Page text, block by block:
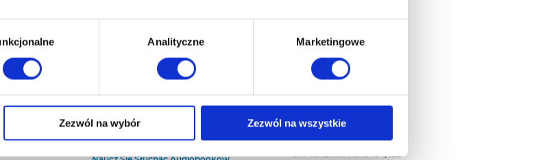
i bezpiecznego działania serwisu - są także takie, które wymagają
jeśli jesteś naszym Użytkownikiem.
Analityczne Marketingowe
Zezwól na wybór Zezwól na wszystkie
Baza wiedzy
Który Format Ebooka Wybrać?
Kontakt
Empik S.A
ul. Marszałkowska 104/122